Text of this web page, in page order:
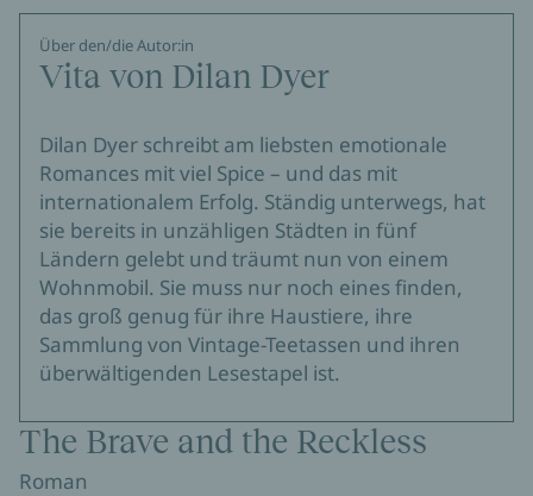
Über den/die Autor:in
Vita von Dilan Dyer
Dilan Dyer schreibt am liebsten emotionale
Romances mit viel Spice – und das mit
internationalem Erfolg. Ständig unterwegs, hat
sie bereits in unzähligen Städten in fünf
Ländern gelebt und träumt nun von einem
Wohnmobil. Sie muss nur noch eines finden,
das groß genug für ihre Haustiere, ihre
Sammlung von Vintage-Teetassen und ihren
überwältigenden Lesestapel ist.
The Brave and the Reckless
Roman